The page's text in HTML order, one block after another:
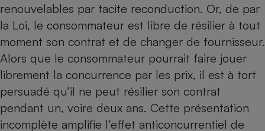
renouvelables par tacite reconduction. Or, de par
la Loi, le consommateur est libre de résilier à tout
moment son contrat et de changer de fournisseur.
Alors que le consommateur pourrait faire jouer
librement la concurrence par les prix, il est à tort
persuadé qu’il ne peut résilier son contrat
pendant un, voire deux ans. Cette présentation
incomplète amplifie l’effet anticoncurrentiel de